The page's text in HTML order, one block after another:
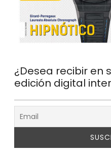
¿Desea recibir en
edición digital